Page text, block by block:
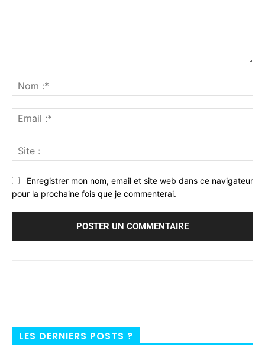
:*
:*
:
Enregistrer mon nom, email et site web dans ce navigateur
pour la prochaine fois que je commenterai.
LES DERNIERS POSTS ?